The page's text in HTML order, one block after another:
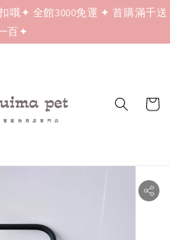
哦✦ 全館3000免運 ✦ 首購滿千送
百✦